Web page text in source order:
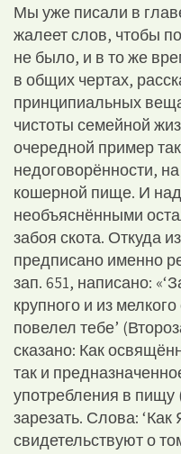
Мы уже писали в
жалеет слов, чтобы
не было, и в то же
в общих чертах,
принципиальных
чистоты семейной
очередной пример
недоговорённости,
кошерной пище. И
необъяснёнными
забоя скота. Откуда
предписано именно
зап. 651, написано:
крупного и из
повелел тебе’
сказано: Как
так и
употребления в пищу
зарезать. Слова: ‘Как
свидетельствуют о